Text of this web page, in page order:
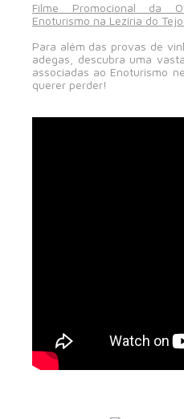
Filme Promocional da
Enoturismo na Lezíria do Tejo.
Para além das provas de
adegas, descubra uma
associadas ao Enoturismo
querer perder!